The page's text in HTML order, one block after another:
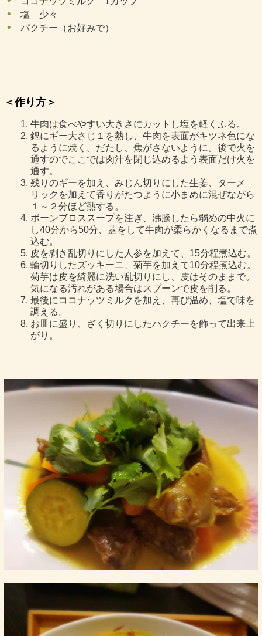
塩 少々
パクチー（お好みで）
＜作り方＞
牛肉は食べやすい大きさにカットし塩を軽くふる。
鍋にギー大さじ１を熱し、牛肉を表面がキツネ色にな
るように焼く。だたし、焦がさないように。後で火を
通すのでここでは肉汁を閉じ込めるよう表面だけ火を
通す。
残りのギーを加え、みじん切りにした生姜、ターメ
リックを加えて香りがたつように小まめに混ぜながら
１～２分ほど熱する。
ボーンブロススープを注ぎ、沸騰したら弱めの中火に
し40分から50分、蓋をして牛肉が柔らかくなるまで煮
込む。
皮を剥き乱切りにした人参を加えて、15分程煮込む。
輪切りしたズッキーニ、菊芋を加えて10分程煮込む。
菊芋は皮を綺麗に洗い乱切りにし、皮はそのままで。
気になる汚れがある場合はスプーンで皮を削る。
最後にココナッツミルクを加え、再び温め、塩で味を
調える。
お皿に盛り、ざく切りにしたパクチーを飾って出来上
がり。